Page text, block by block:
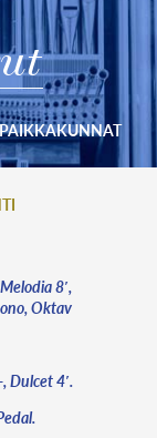
PAIKKAKUNNAT
8′,
Oktav
Dulcet 4′.